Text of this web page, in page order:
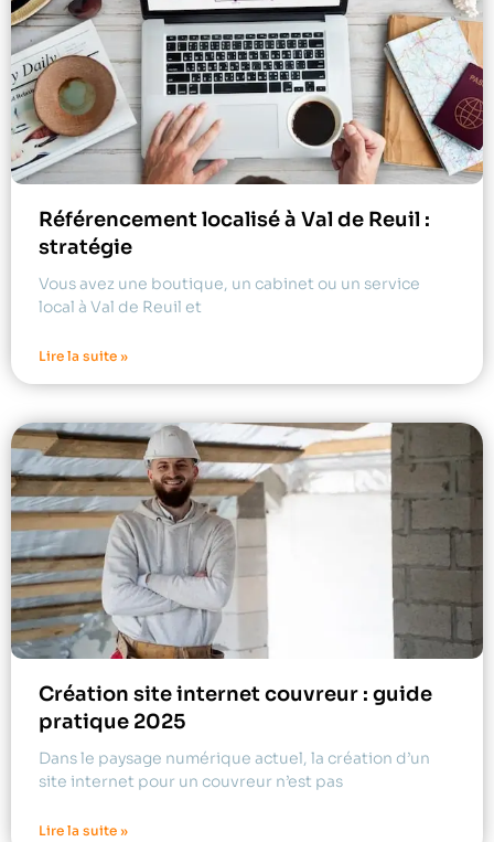
Référencement localisé à Val de Reuil :
stratégie
Vous avez une boutique, un cabinet ou un service
local à Val de Reuil et
Lire la suite »
Création site internet couvreur : guide
pratique 2025
Dans le paysage numérique actuel, la création d’un
site internet pour un couvreur n’est pas
Lire la suite »